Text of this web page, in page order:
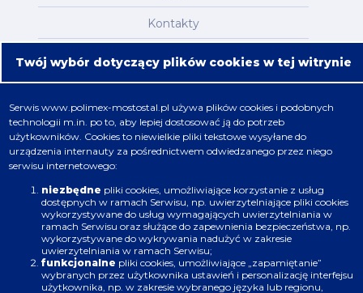
Kontakty
Mapa serwisu
Nafta, chemia, gaz
Energetyka
Budownictwo
Produkcja
Infrastruktura
Twój wybór dotyczący plików cookies w tej witrynie
Serwiswww.polimex-mostostal.pl używa plików cookies i podobnych
technologii m.in. po to, aby lepiej dostosować ją do potrzeb
użytkowników. Cookies to niewielkie pliki tekstowe wysyłane do
urządzenia internauty za pośrednictwem odwiedzanego przez niego
serwisu internetowego:
niezbędne pliki cookies, umożliwiające korzystanie z usług
dostępnych w ramach Serwisu, np. uwierzytelniające pliki cookies
wykorzystywane do usług wymagających uwierzytelniania w
ramach Serwisu oraz służące do zapewnienia bezpieczeństwa, np.
wykorzystywane do wykrywania nadużyć w zakresie
uwierzytelniania w ramach Serwisu;
funkcjonalne pliki cookies, umożliwiające „zapamiętanie”
wybranych przez użytkownika ustawień i personalizację interfejsu
użytkownika, np. w zakresie wybranego języka lub regionu,